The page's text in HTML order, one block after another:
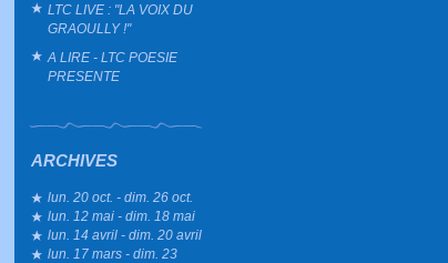
LTC LIVE : "LA VOIX DU
GRAOULLY !"
A LIRE - LTC POESIE
PRESENTE
ARCHIVES
lun. 20 oct. - dim. 26 oct.
lun. 12 mai - dim. 18 mai
lun. 14 avril - dim. 20 avril
lun. 17 mars - dim. 23